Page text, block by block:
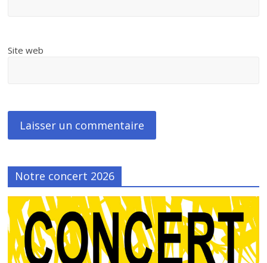
Site web
Notre concert 2026